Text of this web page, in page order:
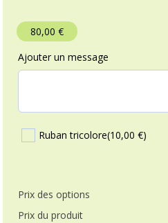
80,00€
Ajouter un message
Ruban tricolore(10,00 €)
Prix ​​des options
Prix ​​du produit